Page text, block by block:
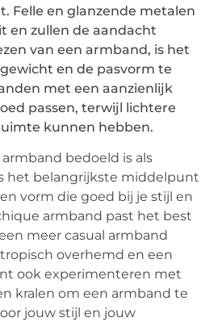
Felle en glanzende metalen
en zullen de aandacht
van een armband, is het
en de pasvorm te
met een aanzienlijk
passen, terwijl lichtere
kunnen hebben.
bedoeld is als
het belangrijkste middelpunt
vorm die goed bij je stijl en
armband past het best
meer casual armband
overhemd en een
ook experimenteren met
kralen om een armband te
jouw stijl en jouw